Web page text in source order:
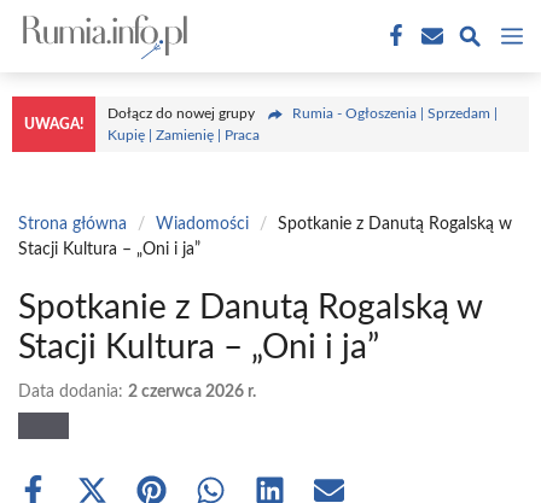
Przejdź
treści
UWAGA!
Dołącz do nowej grupy
Rumia - Ogłoszenia | Sprzedam |
Kupię | Zamienię | Praca
Strona główna / Wiadomości /
Spotkanie z Danutą Rogalską w
Stacji Kultura – „Oni i ja”
Spotkanie z Danutą Rogalską w
Stacji Kultura – „Oni i ja”
Data dodania: 2 czerwca 2026 r.
Share
Share Share Share Share Share